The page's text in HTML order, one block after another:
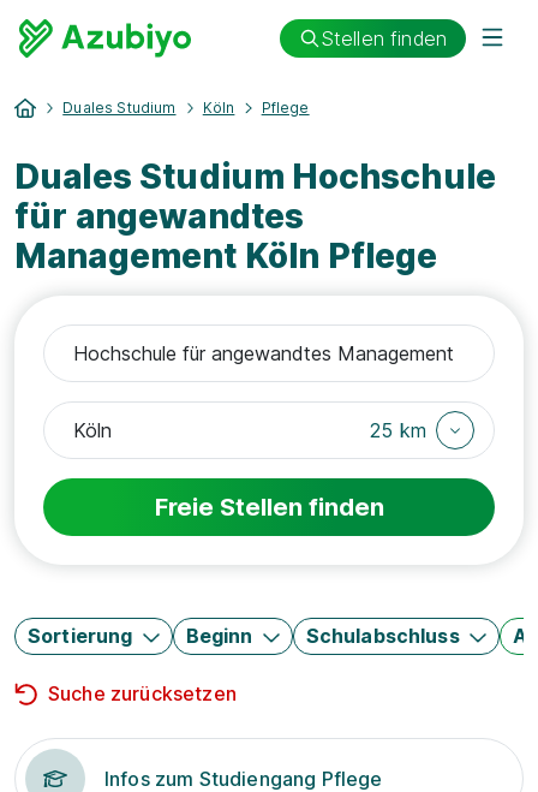
Stellen finden
Duales Studium Köln Pflege
Duales Studium Hochschule
für angewandtes
Management Köln Pflege
25 km
Freie Stellen finden
Sortierung Beginn Schulabschluss
Suche zurücksetzen
Infos zum Studiengang Pflege